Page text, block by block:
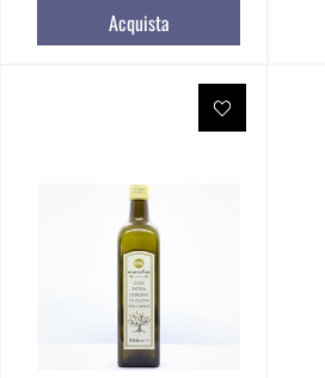
Acquista